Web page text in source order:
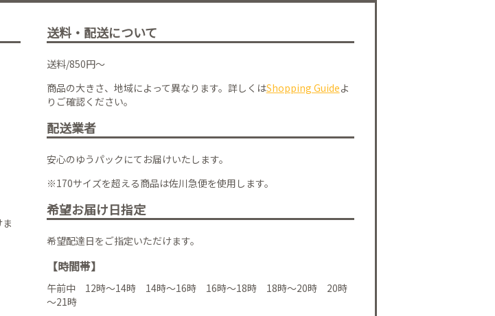
送料・配送について
送料/850円～
商品の大きさ、地域によって異なります。詳しくはShopping Guideよ
りご確認ください。
配送業者
安心のゆうパックにてお届けいたします。
※170サイズを超える商品は佐川急便を使用します。
希望お届け日指定
希望配達日をご指定いただけます。
【時間帯】
午前中 12時～14時 14時～16時 16時～18時 18時～20時 20時
～21時